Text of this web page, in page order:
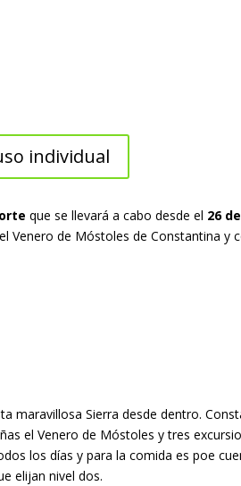
individual
que se llevará a cabo desde el 26
Venero de Móstoles de Constantina y
maravillosa Sierra desde dentro.
el Venero de Móstoles y tres
los días y para la comida es poe
elijan nivel dos.